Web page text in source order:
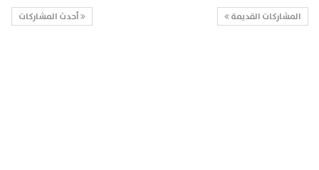
المشاركات القديمة أحدث المشاركات